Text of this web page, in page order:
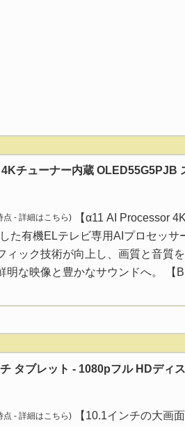
チューナー内蔵 OLED55G5PJB
点 - 詳細はこちら)
【α11 AI Processor
た有機ELテレビ専用AIプロセッサ
ィック技術が向上し、画質と音質
明な映像と豊かなサウンドへ。 【
タブレット - 1080pフル HDディ
点 - 詳細はこちら)
【10.1インチの大画